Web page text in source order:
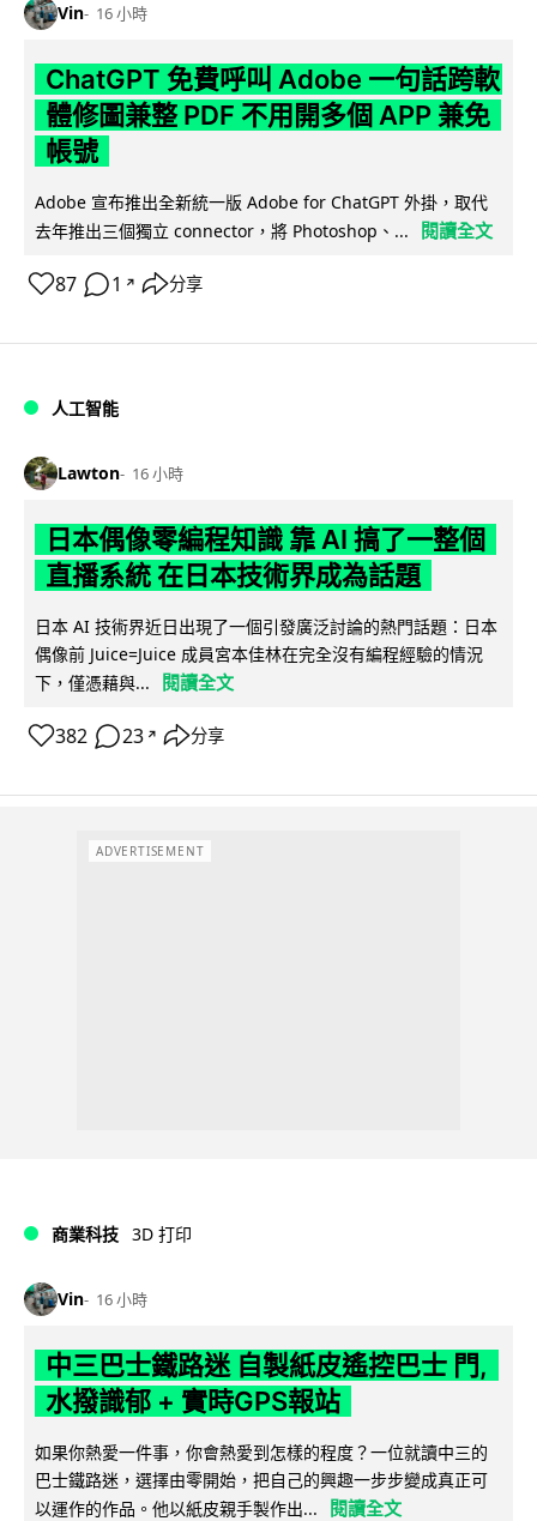
Vin 16 小時
ChatGPT 免費呼叫 Adobe 一句話跨軟
體修圖兼整 PDF 不用開多個 APP 兼免
帳號
Adobe 宣布推出全新統一版 Adobe for ChatGPT 外掛，取代
去年推出三個獨立 connector，將 Photoshop、...
閱讀全文
87 1 ↗ 分享
人工智能
Lawton 16 小時
日本偶像零編程知識 靠 AI 搞了一整個
直播系統 在日本技術界成為話題
日本 AI 技術界近日出現了一個引發廣泛討論的熱門話題：日本
偶像前 Juice=Juice 成員宮本佳林在完全沒有編程經驗的情況
下，僅憑藉與...
閱讀全文
382 23 ↗ 分享
ADVERTISEMENT
商業科技 3D 打印
Vin 16 小時
中三巴士鐵路迷 自製紙皮遙控巴士 門,
水撥識郁 + 實時GPS報站
如果你熱愛一件事，你會熱愛到怎樣的程度？一位就讀中三的
巴士鐵路迷，選擇由零開始，把自己的興趣一步步變成真正可
以運作的作品。他以紙皮親手製作出...
閱讀全文